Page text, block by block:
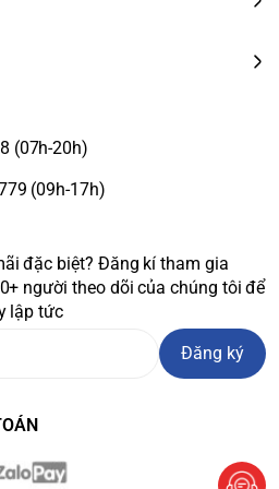
(07h-20h)
(09h-17h)
đặc biệt? Đăng kí tham gia
người theo dõi của chúng tôi để
lập tức
Đăng ký